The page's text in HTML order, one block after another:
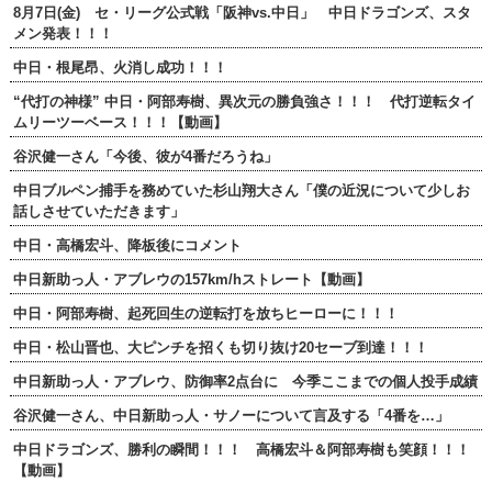
8月7日(金) セ・リーグ公式戦「阪神vs.中日」 中日ドラゴンズ、スタ
メン発表！！！
中日・根尾昂、火消し成功！！！
“代打の神様” 中日・阿部寿樹、異次元の勝負強さ！！！ 代打逆転タイ
ムリーツーベース！！！【動画】
谷沢健一さん「今後、彼が4番だろうね」
中日ブルペン捕手を務めていた杉山翔大さん「僕の近況について少しお
話しさせていただきます」
中日・高橋宏斗、降板後にコメント
中日新助っ人・アブレウの157km/hストレート【動画】
中日・阿部寿樹、起死回生の逆転打を放ちヒーローに！！！
中日・松山晋也、大ピンチを招くも切り抜け20セーブ到達！！！
中日新助っ人・アブレウ、防御率2点台に 今季ここまでの個人投手成績
谷沢健一さん、中日新助っ人・サノーについて言及する「4番を…」
中日ドラゴンズ、勝利の瞬間！！！ 高橋宏斗＆阿部寿樹も笑顔！！！
【動画】